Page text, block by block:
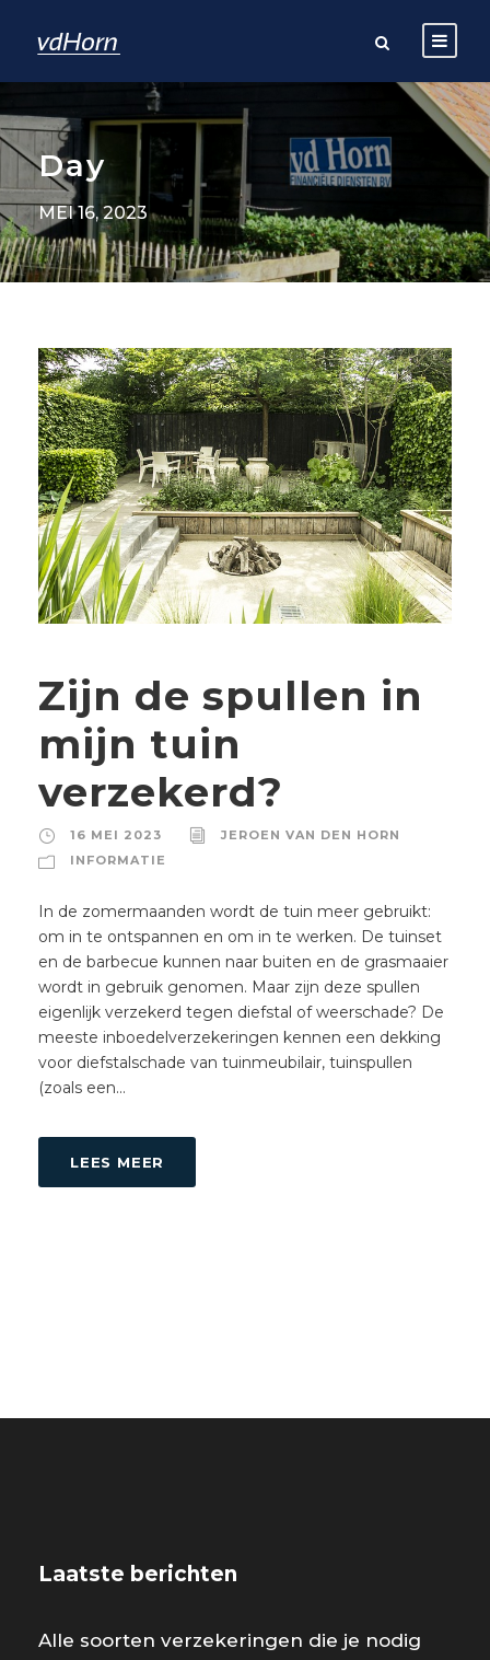
Day
MEI 16, 2023
Zijn de spullen in
mijn tuin
verzekerd?
16 MEI 2023
JEROEN VAN DEN HORN
INFORMATIE
In de zomermaanden wordt de tuin meer gebruikt:
om in te ontspannen en om in te werken. De tuinset
en de barbecue kunnen naar buiten en de grasmaaier
wordt in gebruik genomen. Maar zijn deze spullen
eigenlijk verzekerd tegen diefstal of weerschade? De
meeste inboedelverzekeringen kennen een dekking
voor diefstalschade van tuinmeubilair, tuinspullen
(zoals een...
LEES MEER
Laatste berichten
Alle soorten verzekeringen die je nodig